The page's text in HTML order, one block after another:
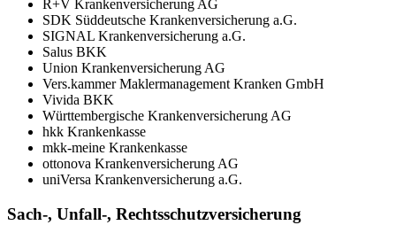
R+V Krankenversicherung AG
SDK Süddeutsche Krankenversicherung a.G.
SIGNAL Krankenversicherung a.G.
Salus BKK
Union Krankenversicherung AG
Vers.kammer Maklermanagement Kranken GmbH
Vivida BKK
Württembergische Krankenversicherung AG
hkk Krankenkasse
mkk-meine Krankenkasse
ottonova Krankenversicherung AG
uniVersa Krankenversicherung a.G.
Sach-, Unfall-, Rechtsschutzversicherung